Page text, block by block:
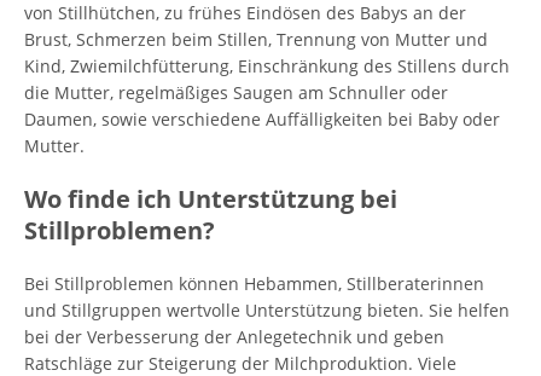
von Stillhütchen, zu frühes Eindösen des Babys an der
Brust, Schmerzen beim Stillen, Trennung von Mutter und
Kind, Zwiemilchfütterung, Einschränkung des Stillens durch
die Mutter, regelmäßiges Saugen am Schnuller oder
Daumen, sowie verschiedene Auffälligkeiten bei Baby oder
Mutter.
Wo finde ich Unterstützung bei
Stillproblemen?
Bei Stillproblemen können Hebammen, Stillberaterinnen
und Stillgruppen wertvolle Unterstützung bieten. Sie helfen
bei der Verbesserung der Anlegetechnik und geben
Ratschläge zur Steigerung der Milchproduktion. Viele